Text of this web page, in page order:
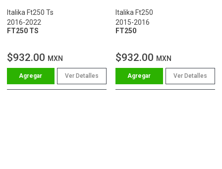
Italika Ft250 Ts
2016-2022
FT250 TS
$932.00 MXN
Ver Detalles
Italika Ft250
2015-2016
FT250
$932.00 MXN
Ver Detalles